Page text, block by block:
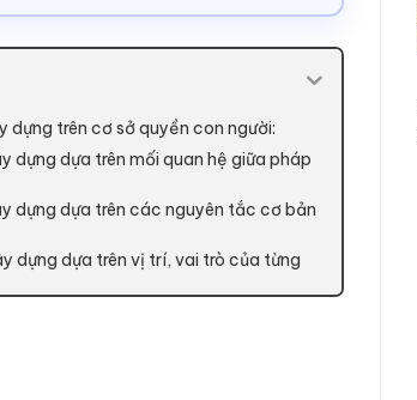
dựng trên cơ sở quyền con người:
dựng dựa trên mối quan hệ giữa pháp
dựng dựa trên các nguyên tắc cơ bản
dựng dựa trên vị trí, vai trò của từng